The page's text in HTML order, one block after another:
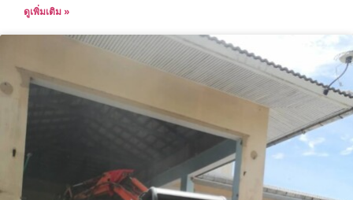
ดูเพิ่มเติม »